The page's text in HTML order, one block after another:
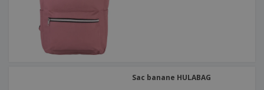
Sac banane HULABAG